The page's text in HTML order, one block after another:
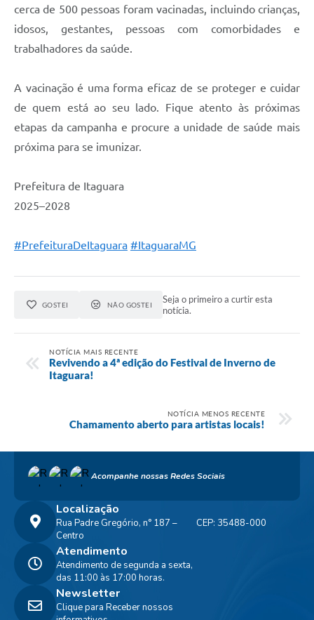
cerca de 500 pessoas foram vacinadas, incluindo crianças,
idosos, gestantes, pessoas com comorbidades e
trabalhadores da saúde.
A vacinação é uma forma eficaz de se proteger e cuidar
de quem está ao seu lado. Fique atento às próximas
etapas da campanha e procure a unidade de saúde mais
próxima para se imunizar.
Prefeitura de Itaguara
2025–2028
#PrefeituraDeItaguara #ItaguaraMG
GOSTEI NÃO GOSTEI
Seja o primeiro a curtir esta
notícia.
NOTÍCIA MAIS RECENTE
Revivendo a 4ª edição do Festival de Inverno de
Itaguara!
NOTÍCIA MENOS RECENTE
Chamamento aberto para artistas locais!
Acompanhe nossas Redes Sociais
Localização
Rua Padre Gregório, n° 187 –
Centro
CEP: 35488-000
Atendimento
Atendimento de segunda a sexta,
das 11:00 às 17:00 horas.
Newsletter
Clique para Receber nossos